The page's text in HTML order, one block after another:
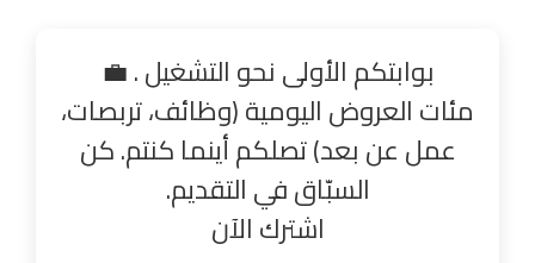
بوابتكم الأولى نحو التشغيل . 💼
مئات العروض اليومية (وظائف، تربصات،
عمل عن بعد) تصلكم أينما كنتم. كن
السبّاق في التقديم.
اشترك الآن